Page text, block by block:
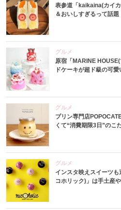
表参道「kaikaina(カイ
＆おいしすぎるって話
グルメ
原宿「MARINE
ドケーキが超ド級の可
グルメ
プリン専門店
くて“消費期限3日”の
グルメ
インスタ映えスイーツ
コホリック)」は手土産